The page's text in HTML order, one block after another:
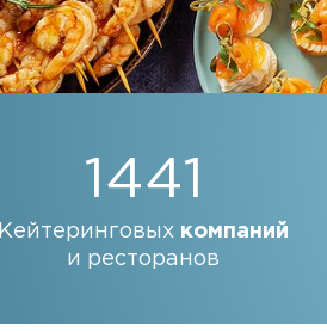
1441
Кейтеринговых компаний
и ресторанов